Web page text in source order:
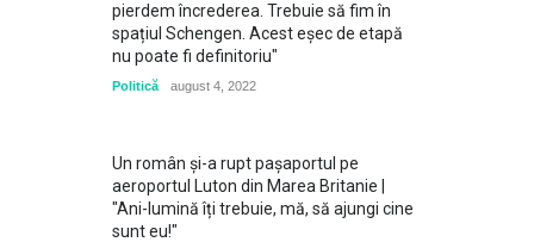
pierdem încrederea. Trebuie să fim în
spațiul Schengen. Acest eșec de etapă
nu poate fi definitoriu"
Politică august 4, 2022
Un român și-a rupt pașaportul pe
aeroportul Luton din Marea Britanie |
"Ani-lumină îți trebuie, mă, să ajungi cine
sunt eu!"